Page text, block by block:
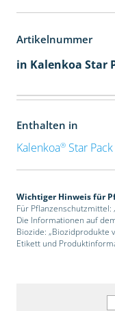
Artikelnummer
in Kalenkoa Star
Enthalten in
Kalenkoa®Star Pack
Wichtiger Hinweis für
Für
Die Informationen auf
Biozide: „Biozidprodukte
Etikett und